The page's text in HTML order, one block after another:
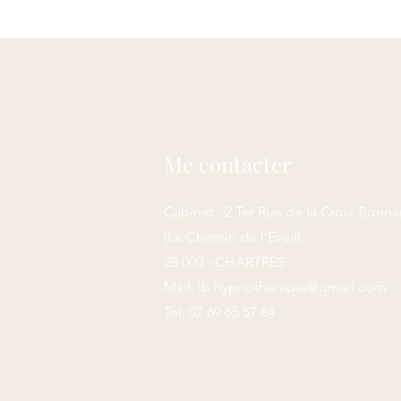
Me contacter
Cabinet : 2 Ter Rue de la Croix
(Le Chemin de l'Eveil)
28 000 - CHARTRES
Mail:
lb.hypnotherapie@gmail.com
Tel: 07 69 65 57 84